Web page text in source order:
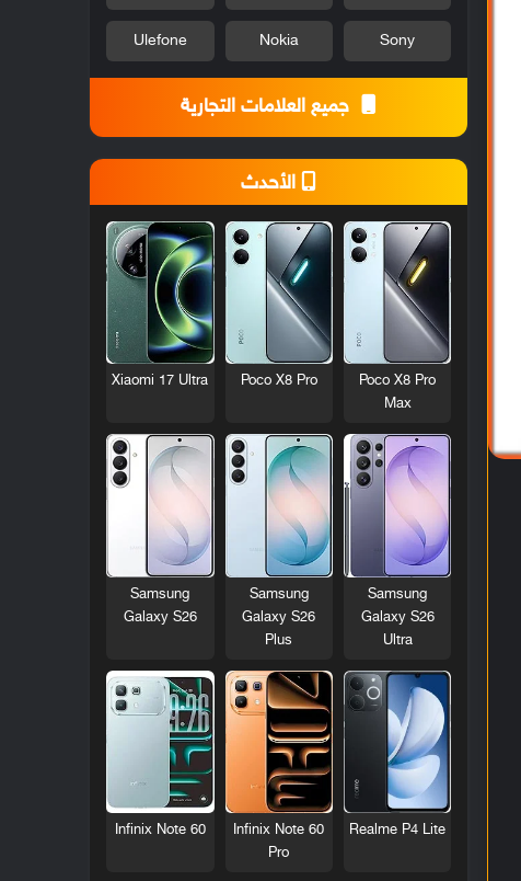
Sony
Nokia
Ulefone
جميع العلامات التجارية
الأحدث
Poco X8 Pro
Max
Poco X8 Pro
Xiaomi 17 Ultra
Samsung
Galaxy S26
Ultra
Samsung
Galaxy S26
Plus
Samsung
Galaxy S26
Realme P4 Lite
Infinix Note 60
Pro
Infinix Note 60